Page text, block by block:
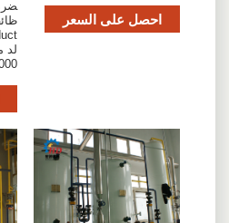
احصل على السعر
60.000 د.ا